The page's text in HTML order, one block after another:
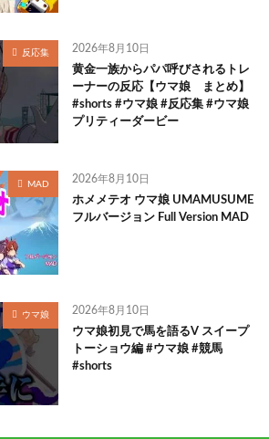
反応集 2026年8月10日
黄金一族からパパ呼びされるトレ
ーナーの反応【ウマ娘 まとめ】
#shorts #ウマ娘 #反応集 #ウマ娘
プリティーダービー
MAD 2026年8月10日
ホメメテオ ウマ娘 UMAMUSUME
フルバージョン Full Version MAD
ウマ娘 2026年8月10日
ウマ娘初見で馬を語るV スイープ
トーショウ編 #ウマ娘 #競馬
#shorts